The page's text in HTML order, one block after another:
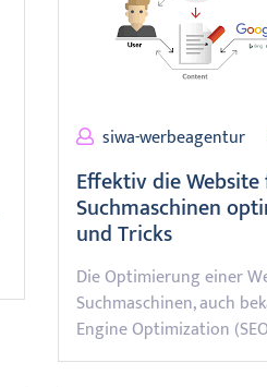
siwa-werbeagentur
Effektiv die
Suchmaschinen
und Tricks
Die Optimierung einer
Suchmaschinen, auch
Engine Optimization